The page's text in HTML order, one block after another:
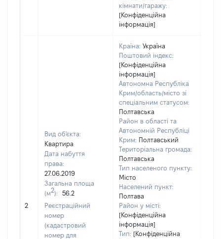
кімнати/гаражу:
[Конфіденційна
інформація]
2
Вид об'єкта:
Квартира
Дата набуття
права:
27.06.2019
Загальна площа
(м2):
56.2
Реєстраційний
номер
(кадастровий
номер для
Країна: Україна
Поштовий індекс:
[Конфіденційна
інформація]
Автономна Республіка
Крим/область/місто зі
спеціальним статусом:
Полтавська
Район в області та
Автономній Республіці
Крим: Полтавський
Територіальна громада:
Полтавська
Тип населеного пункту:
Місто
Населений пункт:
Полтава
Район у місті:
[Конфіденційна
інформація]
Тип: [Конфіденційна